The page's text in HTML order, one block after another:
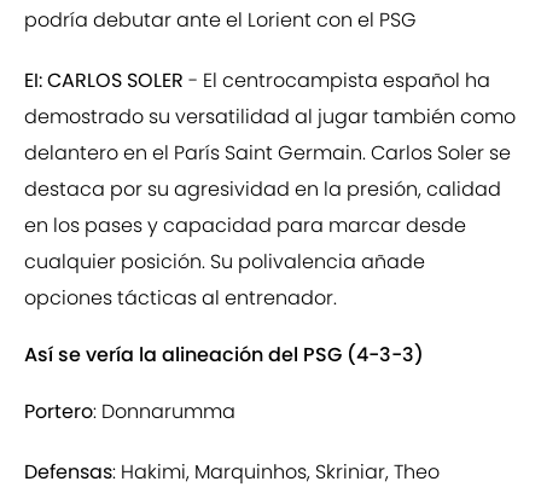
podría debutar ante el Lorient con el PSG
EI: CARLOS SOLER - El centrocampista español ha
demostrado su versatilidad al jugar también como
delantero en el París Saint Germain. Carlos Soler se
destaca por su agresividad en la presión, calidad
en los pases y capacidad para marcar desde
cualquier posición. Su polivalencia añade
opciones tácticas al entrenador.
Así se vería la alineación del PSG (4-3-3)
Portero: Donnarumma
Defensas: Hakimi, Marquinhos, Skriniar, Theo